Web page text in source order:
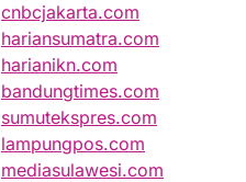
cnbcjakarta.com
hariansumatra.com
harianikn.com
bandungtimes.com
sumutekspres.com
lampungpos.com
mediasulawesi.com